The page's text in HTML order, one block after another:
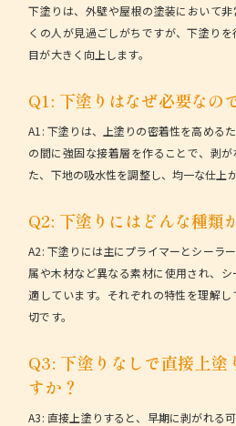
下塗りは、外壁や屋根の塗装において
くの人が見過ごしがちですが、下塗り
目が大きく向上します。
Q1: 下塗りはなぜ必要なの
A1: 下塗りは、上塗りの密着性を高める
の間に強固な接着層を作ることで、剥
た、下地の吸水性を調整し、均一な仕上
Q2: 下塗りにはどんな種類
A2: 下塗りには主にプライマーとシーラ
属や木材など異なる素材に使用され、
適しています。それぞれの特性を理解
切です。
Q3: 下塗りなしで直接上塗
すか？
A3: 直接上塗りすると、早期に剥がれる